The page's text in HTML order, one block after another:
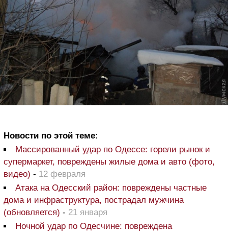
Новости по этой теме:
Массированный удар по Одессе: горели рынок и
супермаркет, повреждены жилые дома и авто (фото,
видео) - 12 февраля
Атака на Одесский район: повреждены частные
дома и инфраструктура, пострадал мужчина
(обновляется) - 21 января
Ночной удар по Одесчине: повреждена